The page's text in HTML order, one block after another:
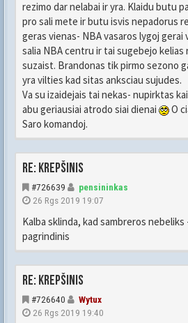
rezimo dar nelabai ir yra. Klaidu butu
pro sali mete ir butu isvis nepadorus
geras vienas- NBA vasaros lygoj gerai
salia NBA centru ir tai sugebejo
suzaist. Brandonas tik pirmo sezono
yra vilties kad sitas anksciau sujudes.
Va su izaidejais tai nekas- nupirktas
abu geriausiai atrodo siai dienai
O
Saro komandoj.
Re: Krepšinis
#726639
pensininkas
26 Rgs 2019 19:07
Kalba sklinda, kad sambreros
pagrindinis
Re: Krepšinis
#726640
Wytux
26 Rgs 2019 19:40